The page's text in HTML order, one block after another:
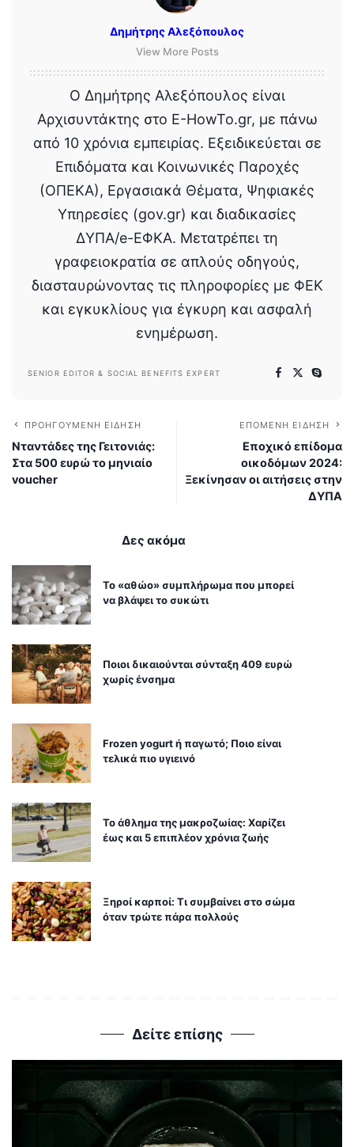
Δημήτρης Αλεξόπουλος
View More Posts
Ο Δημήτρης Αλεξόπουλος είναι
Αρχισυντάκτης στο E-HowTo.gr, με πάνω
από 10 χρόνια εμπειρίας. Εξειδικεύεται σε
Επιδόματα και Κοινωνικές Παροχές
(ΟΠΕΚΑ), Εργασιακά Θέματα, Ψηφιακές
Υπηρεσίες (gov.gr) και διαδικασίες
ΔΥΠΑ/e-ΕΦΚΑ. Μετατρέπει τη
γραφειοκρατία σε απλούς οδηγούς,
διασταυρώνοντας τις πληροφορίες με ΦΕΚ
και εγκυκλίους για έγκυρη και ασφαλή
ενημέρωση.
SENIOR EDITOR & SOCIAL BENEFITS EXPERT
ΠΡΟΗΓΟΎΜΕΝΗ ΕΊΔΗΣΗ
Νταντάδες της Γειτονιάς:
Στα 500 ευρώ το μηνιαίο
voucher
ΕΠΌΜΕΝΗ ΕΊΔΗΣΗ
Εποχικό επίδομα
οικοδόμων 2024:
Ξεκίνησαν οι αιτήσεις στην
ΔΥΠΑ
Δες ακόμα
Το «αθώο» συμπλήρωμα που μπορεί
να βλάψει το συκώτι
Ποιοι δικαιούνται σύνταξη 409 ευρώ
χωρίς ένσημα
Frozen yogurt ή παγωτό; Ποιο είναι
τελικά πιο υγιεινό
Το άθλημα της μακροζωίας: Χαρίζει
έως και 5 επιπλέον χρόνια ζωής
Ξηροί καρποί: Τι συμβαίνει στο σώμα
όταν τρώτε πάρα πολλούς
Δείτε επίσης